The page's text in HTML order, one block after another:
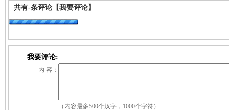
共有-条评论 【我要评论】
我要评论:
内 容：
（内容最多500个汉字，1000个字符）